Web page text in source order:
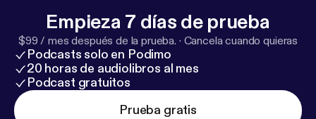
Empieza 7 días de prueba
$99 / mes después de la prueba. · Cancela cuando quieras
Podcasts solo en Podimo
20 horas de audiolibros al mes
Podcast gratuitos
Prueba gratis